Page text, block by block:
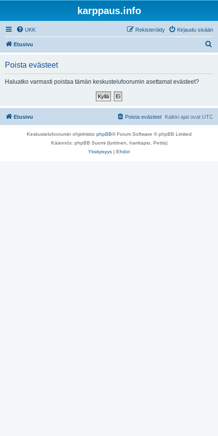
karppaus.info
UKK Kirjaudu sisään
Rekisteröidy
Etusivu
Poista evästeet
Haluatko varmasti poistaa tämän keskustelufoorumin asettamat evästeet?
Etusivu Kaikki ajat ovat UTC
Poista evästeet
Keskustelufoorumin ohjelmisto phpBB® Forum Software © phpBB Limited
Käännös: phpBB Suomi (lurttinen, harritapio, Pettis)
Yksityisyys | Ehdot